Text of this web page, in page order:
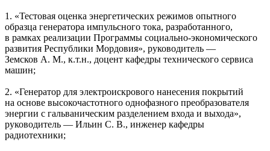
1. «Тестовая оценка энергетических режимов опытного
образца генератора импульсного тока, разработанного,
в рамках реализации Программы социально-экономического
развития Республики Мордовия», руководитель —
Земсков А. М., к.т.н., доцент кафедры технического сервиса
машин;
2. «Генератор для электроискрового нанесения покрытий
на основе высокочастотного однофазного преобразователя
энергии с гальваническим разделением входа и выхода»,
руководитель — Ильин С. В., инженер кафедры
радиотехники;